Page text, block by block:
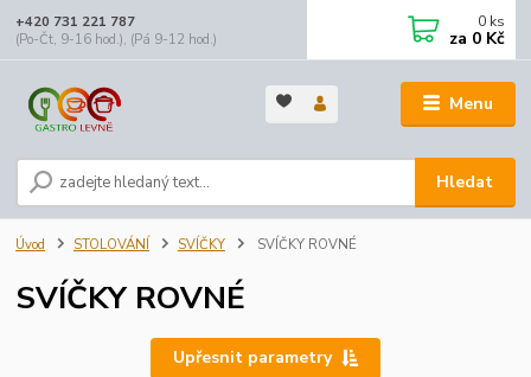
Menu
Hledat
+420 731 221 787
(Po-Čt, 9-16 hod.), (Pá 9-12 hod.)
0 ks
za 0 Kč
Úvod STOLOVÁNÍ SVÍČKY SVÍČKY ROVNÉ
SVÍČKY ROVNÉ
Upřesnit parametry